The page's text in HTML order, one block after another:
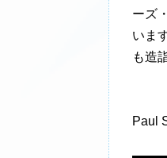
ーズ
いま
も造
Paul